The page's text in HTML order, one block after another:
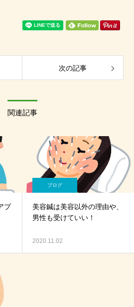
次の記事
関連記事
プ
ブログ
美容鍼は美容以外の理由や、
男性も受けていい！
2020.11.02